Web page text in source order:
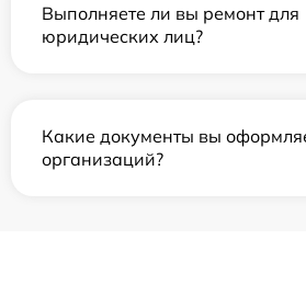
Выполняете ли вы ремонт для
юридических лиц?
Какие документы вы
организаций?